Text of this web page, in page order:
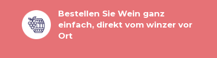
Bestellen Sie Wein ganz
einfach, direkt vom winzer vor
Ort